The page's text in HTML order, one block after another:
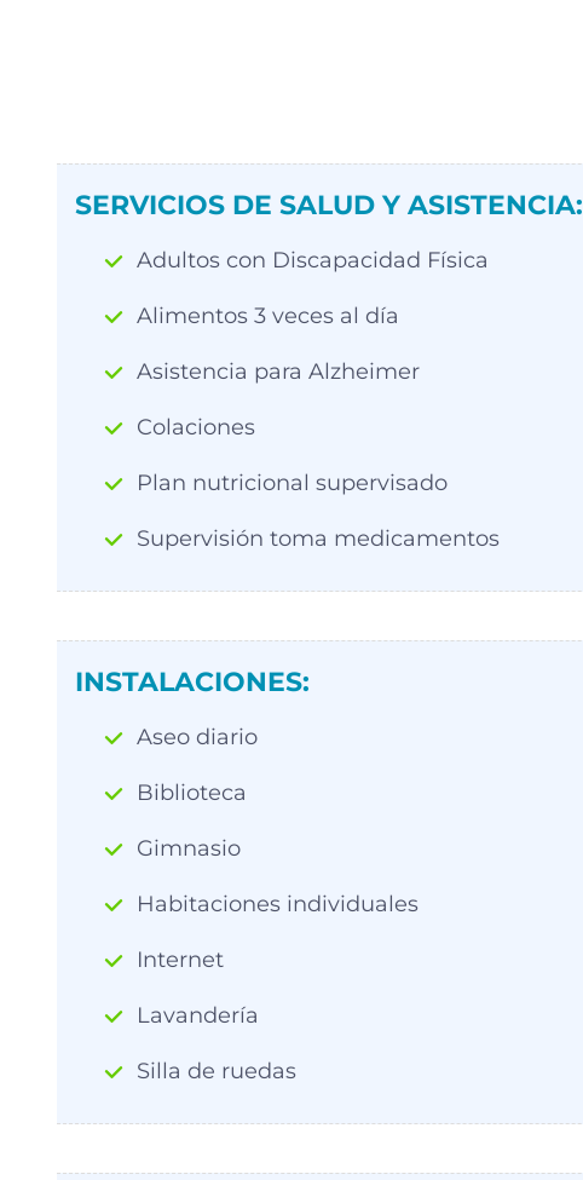
SERVICIOS DE SALUD Y ASISTENCIA:
Adultos con Discapacidad Física
Alimentos 3 veces al día
Asistencia para Alzheimer
Colaciones
Plan nutricional supervisado
Supervisión toma medicamentos
INSTALACIONES:
Aseo diario
Biblioteca
Gimnasio
Habitaciones individuales
Internet
Lavandería
Silla de ruedas